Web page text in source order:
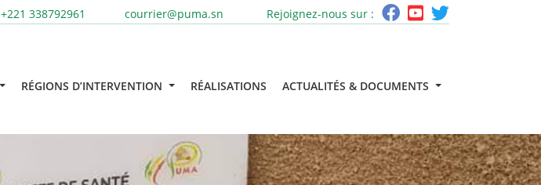
+221 338792961 courrier@puma.sn Rejoignez-nous sur :
RÉGIONS D’INTERVENTION RÉALISATIONS ACTUALITÉS & DOCUMENTS